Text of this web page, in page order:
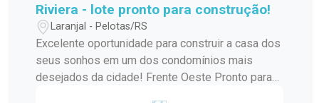
Riviera - lote pronto para construção!
Laranjal - Pelotas/RS
Excelente oportunidade para construir a casa dos
seus sonhos em um dos condomínios mais
desejados da cidade! Frente Oeste Pronto para